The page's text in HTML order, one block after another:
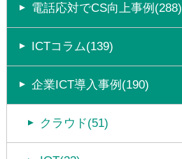
電話応対でCS向上事例(288)
ICTコラム(139)
企業ICT導入事例(190)
クラウド(51)